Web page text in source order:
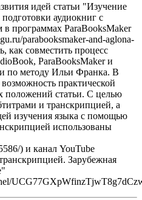
идей статьи "Изучение
аудиокниг с
программах ParaBooksMaker
parabooksmaker-and-aglona-
как совместить процесс
ParaBooksMaker и
по методу Ильи Франка. В
практической
положений статьи. С целью
и транскрипцией, а
изучения языка с помощью
использованы
) и канал YouTube
Зарубежная